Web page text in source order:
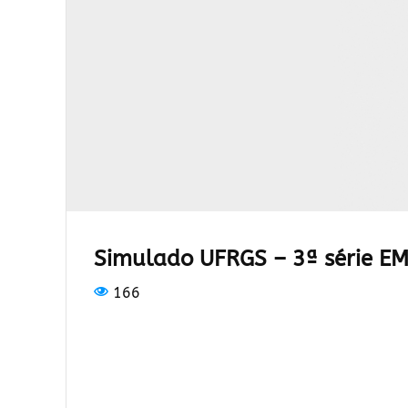
Simulado UFRGS – 3ª série EM
166